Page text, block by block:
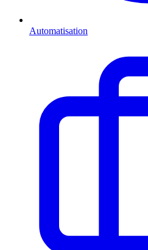
Automatisation